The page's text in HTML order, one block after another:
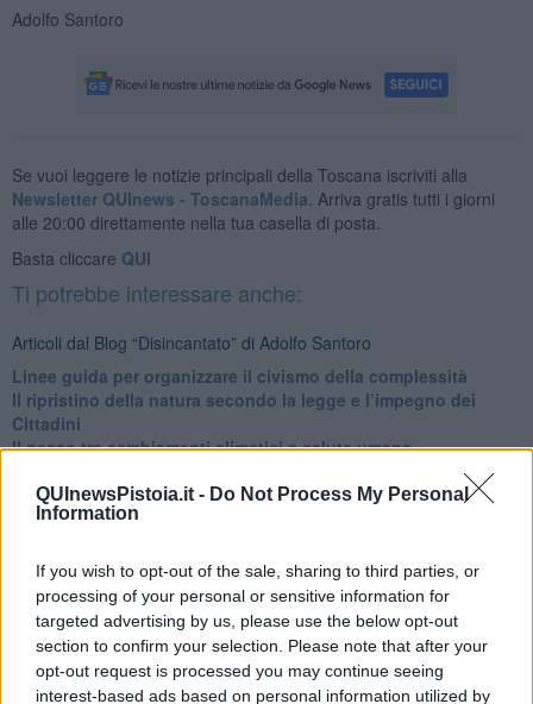
QUInewsPistoia.it - Do Not Process My Personal
Information
If you wish to opt-out of the sale, sharing to third parties, or
processing of your personal or sensitive information for
targeted advertising by us, please use the below opt-out
section to confirm your selection. Please note that after your
opt-out request is processed you may continue seeing
interest-based ads based on personal information utilized by
Adolfo Santoro
Se vuoi leggere le notizie principali della Toscana iscriviti alla
Newsletter QUInews - ToscanaMedia. Arriva gratis tutti i giorni
alle 20:00 direttamente nella tua casella di posta.
Basta cliccare QUI
Ti potrebbe interessare anche:
Articoli dal Blog “Disincantato” di Adolfo Santoro
​Linee guida per organizzare il civismo della complessità
​Il ripristino della natura secondo la legge e l’impegno dei
Cittadini
Il nesso tra cambiamenti climatici e salute umana
Tutti morimmo a stento (2)
​Tutti morimmo a stento (1)
Un manuale essenziale per seguire il CORRIDOIO BLU
Il corridoio blu
​Il cronoprogramma ottimale verso il full electric sui traghetti
​I costi dell’adeguamento al cold ironing
Alcune domande da esordiente agli esperti che decidono le
sorti dell’Elba